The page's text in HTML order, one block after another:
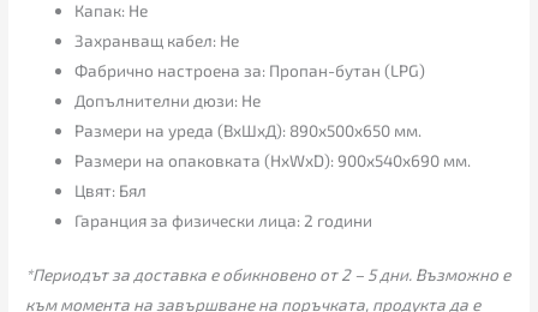
Капак: Не
Захранващ кабел: Не
Фабрично настроена за: Пропан-бутан (LPG)
Допълнителни дюзи: Не
Размери на уреда (ВxШxД): 890x500x650 мм.
Размери на опаковката (HxWxD): 900x540x690 мм.
Цвят: Бял
Гаранция за физически лица: 2 години
*Периодът за доставка е обикновено от 2 – 5 дни. Възможно е
към момента на завършване на поръчката, продукта да е